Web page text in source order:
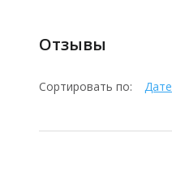
Отзывы
Сортировать по: Дате